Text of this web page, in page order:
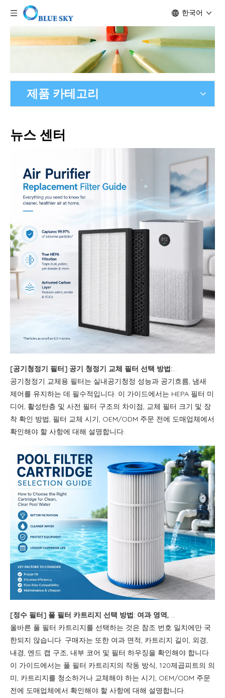
한국어
제품 카테고리
뉴스 센터
[공기청정기 필터 ] 공기 청정기 교체 필터 선택 방법: HEPA, 활성탄, 크기 및 관리 가이드
공기청정기 교체용 필터는 실내공기청정 성능과 공기흐름, 냄새
제어를 유지하는 데 필수적입니다. 이 가이드에서는 HEPA 필터 미
디어, 활성탄층 및 사전 필터 구조의 차이점, 교체 필터 크기 및 장
착 확인 방법, 필터 교체 시기, OEM/ODM 주문 전에 도매업체에서
확인해야 할 사항에 대해 설명합니다.
[정수 필터 ] 풀 필터 카트리지 선택 방법: 여과 영역, 크기, 엔드 캡 및 교체 가이드
올바른 풀 필터 카트리지를 선택하는 것은 참조 번호 일치에만 국
한되지 않습니다. 구매자는 또한 여과 면적, 카트리지 길이, 외경,
내경, 엔드 캡 구조, 내부 코어 및 필터 하우징을 확인해야 합니다.
이 가이드에서는 풀 필터 카트리지의 작동 방식, 120제곱피트의 의
미, 카트리지를 청소하거나 교체해야 하는 시기, OEM/ODM 주문
전에 도매업체에서 확인해야 할 사항에 대해 설명합니다.